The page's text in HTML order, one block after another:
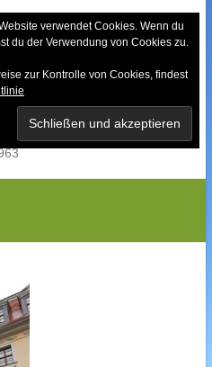
verwendet Cookies. Wenn du
du der Verwendung von Cookies zu.
zur Kontrolle von Cookies, findest